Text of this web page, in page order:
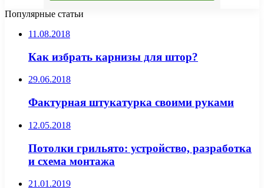
Популярные статьи
11.08.2018
Как избрать карнизы для штор?
29.06.2018
Фактурная штукатурка своими руками
12.05.2018
Потолки грильято: устройство, разработка
и схема монтажа
21.01.2019